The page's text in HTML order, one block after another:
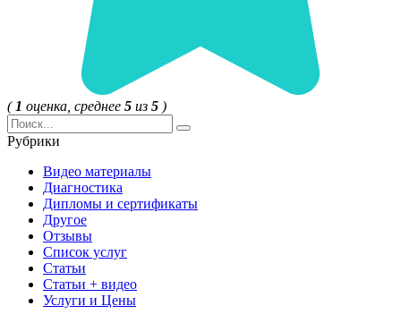
( 1 оценка, среднее 5 из 5 )
Search
for:
Рубрики
Видео материалы
Диагностика
Дипломы и сертификаты
Другое
Отзывы
Список услуг
Статьи
Статьи + видео
Услуги и Цены